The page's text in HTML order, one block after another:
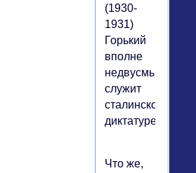
(1930-
1931)
Горький
вполне
недвусмысленно
служит
сталинской
диктатуре.
Что же,